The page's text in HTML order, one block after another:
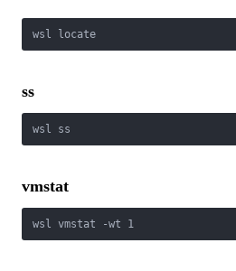
wsl locate
ss
wsl ss
vmstat
wsl vmstat -wt 1